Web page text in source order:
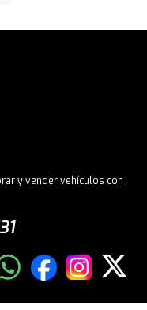
y vender vehículos con